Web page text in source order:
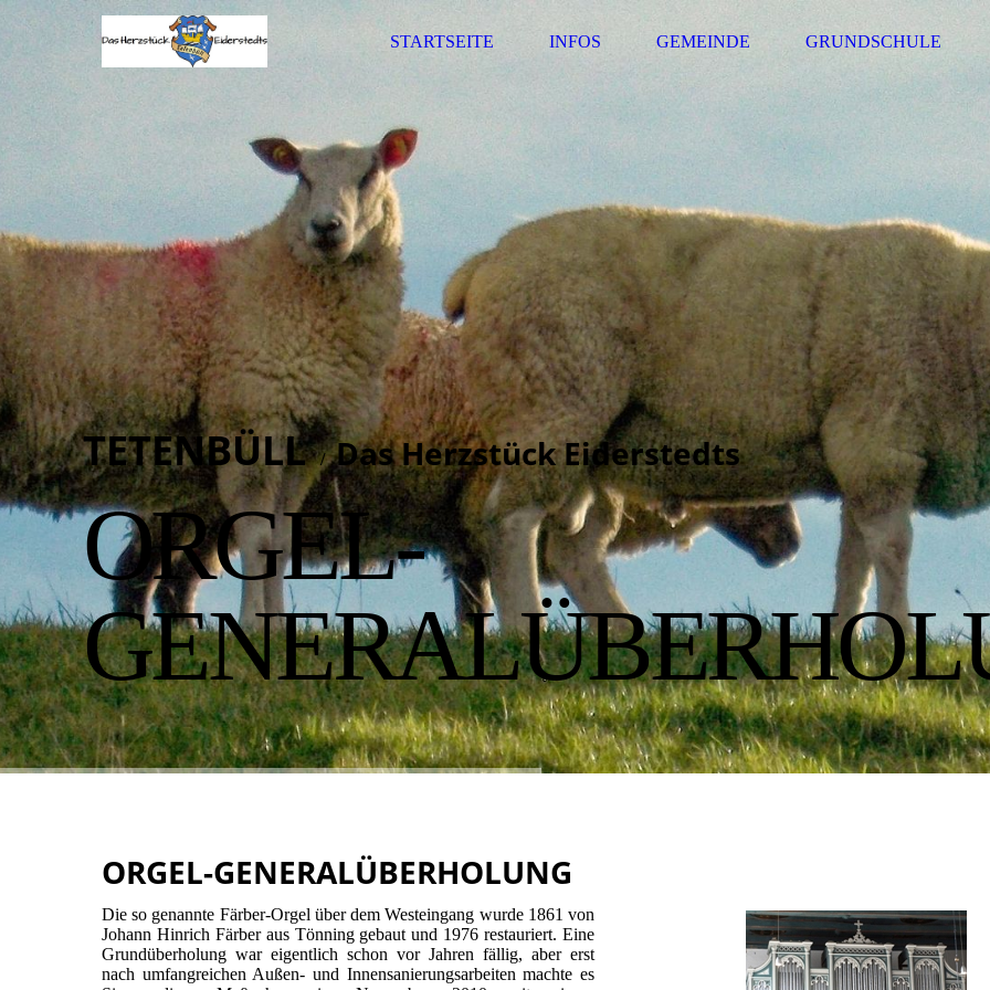
STARTSEITE INFOS GEMEINDE GRUNDSCHULE
TETENBÜLL/ Das Herzstück Eiderstedts
ORGEL-
ORGEL-GENERALÜBERHOLUNG
Die so genannte Färber-Orgel über dem Westeingang wurde 1861 von
Johann Hinrich Färber aus Tönning gebaut und 1976 restauriert. Eine
Grundüberholung war eigentlich schon vor Jahren fällig, aber erst
nach umfangreichen Außen- und Innensanierungsarbeiten machte es